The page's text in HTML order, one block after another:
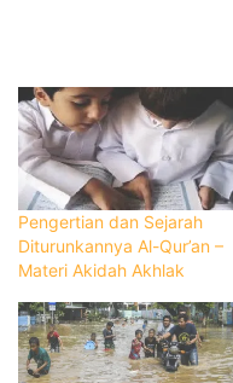
Pengertian dan Sejarah
Diturunkannya Al-Qur’an –
Materi Akidah Akhlak